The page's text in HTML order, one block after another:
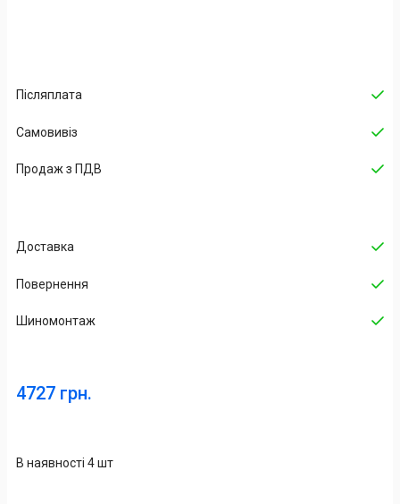
Післяплата
Самовивіз
Продаж з ПДВ
Доставка
Повернення
Шиномонтаж
4727 грн.
В наявності 4 шт